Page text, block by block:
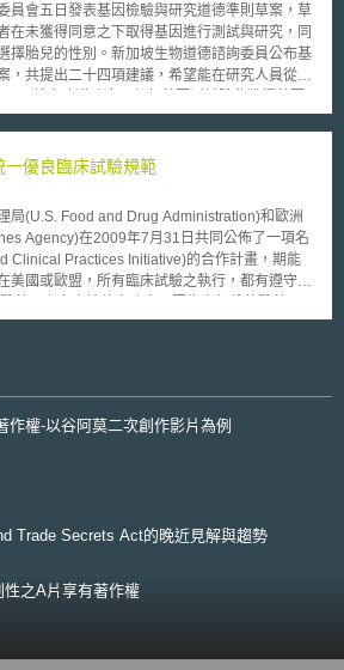
目標；於2017年1月歐盟執行委員會政策文書發
之優先國家，將持續進行雙方後續對話。自
止累計對話協商53次。於2017年5月施行修正之
外適用規定，並對於國外執行當局為必要資訊提
草案，於今年4月25日至5月25日完成草案預告
定程序。亦即，個人情報保護委員會基於個人資
歐洲經濟區（EEA）為與日本有同等水準之個人
盟執行委員會依據GDPR第45條規定，認定日本
認定後，日本與歐盟間得相互為個人資料傳輸，
，個人情報保護委員會及歐洲執行委員會應相互
會五日發表基因檢驗與研究道德準則草案，草
在未獲得同意之下取得基因進行測試與研究，同
擇胎兒的性別。新加坡生物道德諮詢委員公布基
，共提出二十四項建議，希望能在研究人員從事
。，產前基因篩檢只能限於確保孩子的健康，不
結果透露給第三者，包括雇主和保險公司知道，
。
優良臨床試驗規範
(U.S. Food and Drug Administration)和歐洲
Agency)在2009年7月31日共同公佈了一項名
Clinical Practices Initiative)的合作計畫，期能
美國或歐盟，所有臨床試驗之執行，都有遵守相
扣關，同樣的臨床試驗通常也會分別提交到兩地
重複審查所造成的資源浪費，申請者也可以因為
審查的程序，且在跨國資訊交流整合下，也可為
之優良臨床試驗行動的幾個主要目標如下：
Practices, GCP)查核計畫，以了解有那些臨
、共同執行優良臨床試驗審查：藉此了解對方之
之程序。 三、合作增進優良臨床試驗規範：藉
導原則、和政策等的交流及了解，找出現有規範
作權-以谷阿莫二次創作影片為例
Trade Secrets Act的晚近見解與趨勢
之A片享有著作權